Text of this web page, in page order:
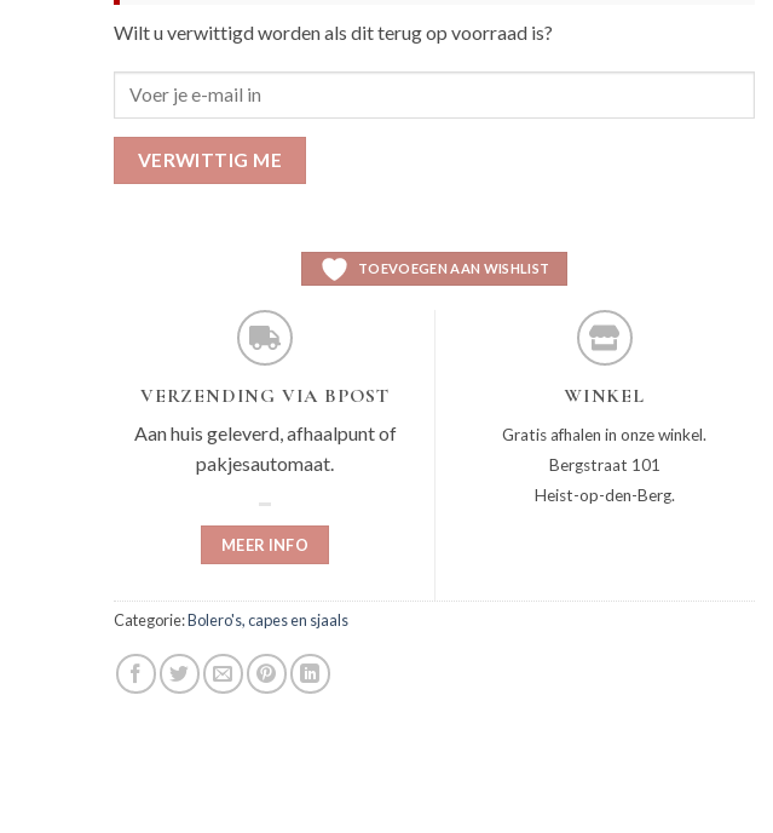
Wilt u verwittigd worden als dit terug op voorraad is?
VERWITTIG ME
TOEVOEGEN AAN WISHLIST
VERZENDING VIA BPOST
Aan huis geleverd, afhaalpunt of
pakjesautomaat.
MEER INFO
WINKEL
Gratis afhalen in onze winkel.
Bergstraat 101
Heist-op-den-Berg.
Categorie:Bolero's, capes en sjaals